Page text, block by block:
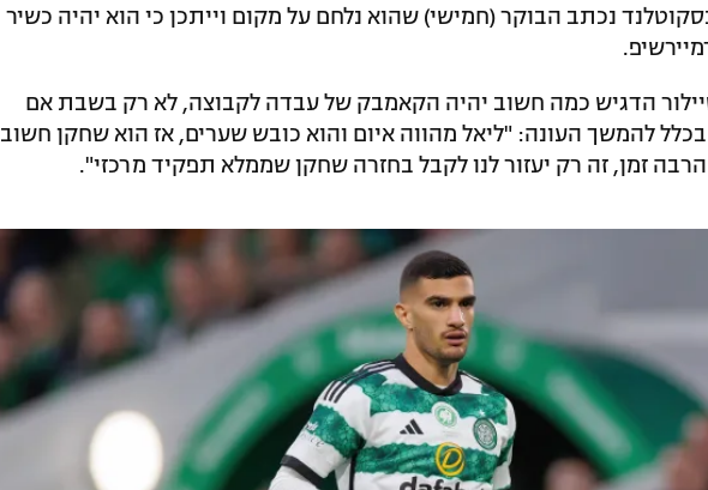
נכתב הבוקר (חמישי) שהוא נלחם על מקום וייתכן כי הוא יהיה כשיר
הדגיש כמה חשוב יהיה הקאמבק של עבדה לקבוצה, לא רק בשבת אם
להמשך העונה: "ליאל מהווה איום והוא כובש שערים, אז הוא שחקן חשוב
זמן, זה רק יעזור לנו לקבל בחזרה שחקן שממלא תפקיד מרכזי".